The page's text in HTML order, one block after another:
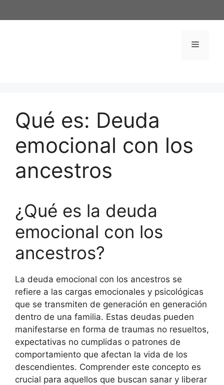
al
Menú
Qué es: Deuda
emocional con los
ancestros
¿Qué es la deuda
emocional con los
ancestros?
La deuda emocional con los ancestros se
refiere a las cargas emocionales y psicológicas
que se transmiten de generación en generación
dentro de una familia. Estas deudas pueden
manifestarse en forma de traumas no resueltos,
expectativas no cumplidas o patrones de
comportamiento que afectan la vida de los
descendientes. Comprender este concepto es
crucial para aquellos que buscan sanar y liberar